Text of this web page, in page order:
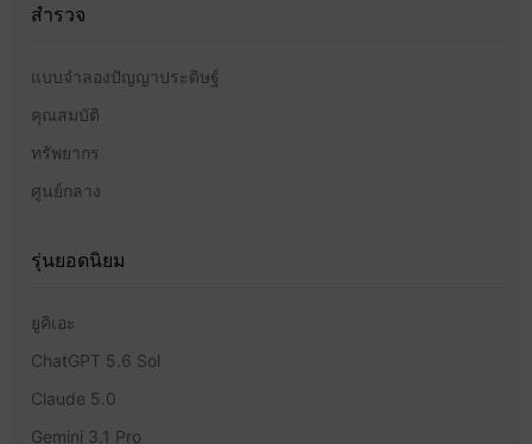
สำรวจ
แบบจำลองปัญญาประดิษฐ์
คุณสมบัติ
ทรัพยากร
ศูนย์กลาง
รุ่นยอดนิยม
ยูคิเอะ
ChatGPT 5.6 Sol
Claude 5.0
Gemini 3.1 Pro